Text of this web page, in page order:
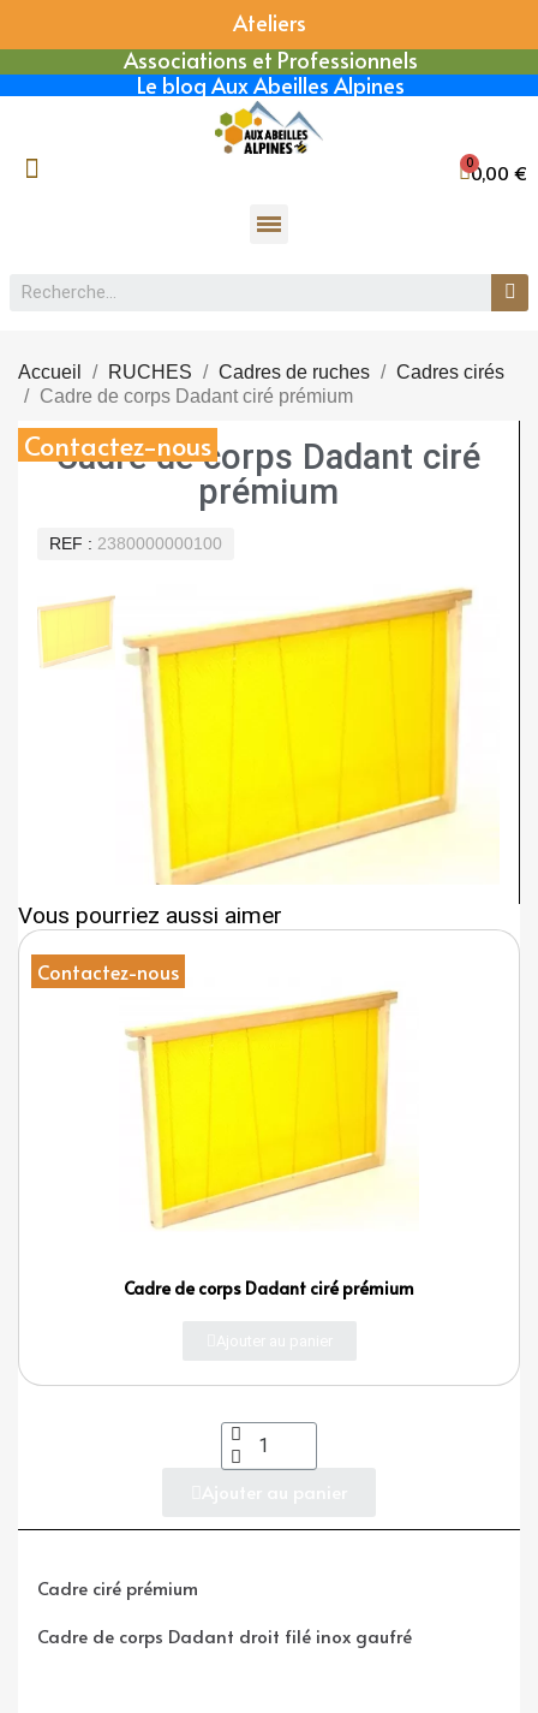
Ateliers
Associations et Professionnels
Le blog Aux Abeilles Alpines
0,00 €
Accueil RUCHES Cadres de ruches
Cadres cirés
Cadre de corps Dadant ciré prémium
Contactez-nous
Cadre de corps Dadant ciré
prémium
REF 2380000000100
Vous pourriez aussi aimer
Contactez-nous
Cadre de corps Dadant ciré prémium
Cadre ciré prémium
Cadre de corps Dadant droit filé inox gaufré